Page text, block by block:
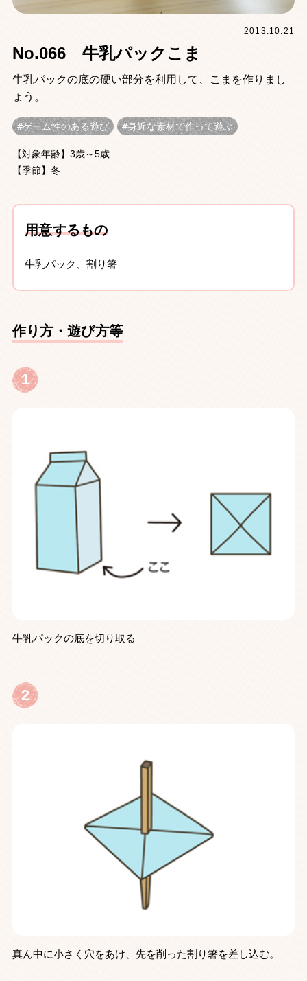
2013.10.21
No.066 牛乳パックこま
牛乳パックの底の硬い部分を利用して、こまを作りまし
ょう。
ゲーム性のある遊び 身近な素材で作って遊ぶ
【対象年齢】3歳～5歳
【季節】冬
用意するもの
牛乳パック、割り箸
作り方・遊び方等
1
牛乳パックの底を切り取る
2
真ん中に小さく穴をあけ、先を削った割り箸を差し込む。